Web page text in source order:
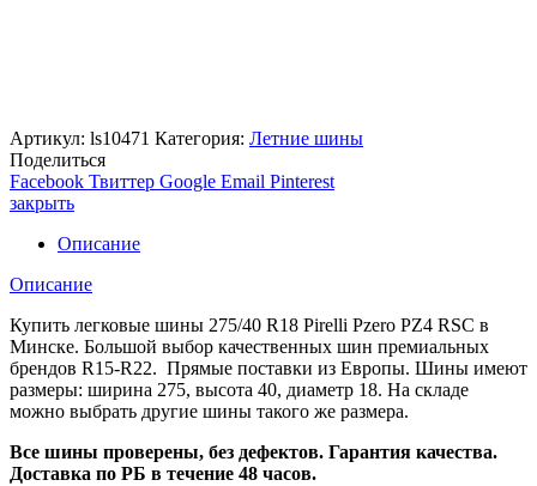
Артикул: ls10471 Категория: Летние шины
Поделиться
Facebook Твиттер Google Email Pinterest
закрыть
Описание
Описание
Купить легковые шины 275/40 R18 Pirelli Pzero PZ4 RSC в
Минске. Большой выбор качественных шин премиальных
брендов R15-R22. Прямые поставки из Европы. Шины имеют
размеры: ширина 275, высота 40, диаметр 18. На складе
можно выбрать другие шины такого же размера.
Все шины проверены, без дефектов. Гарантия качества.
Доставка по РБ в течение 48 часов.